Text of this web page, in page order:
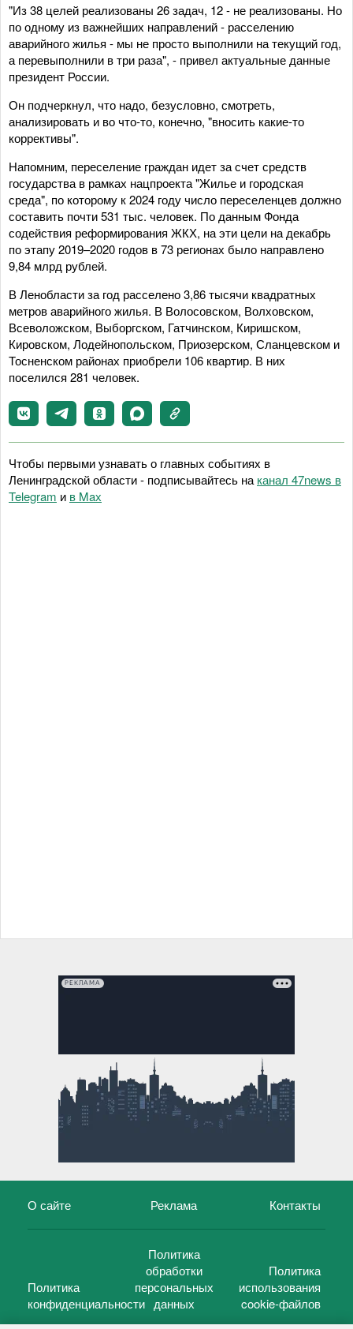
"Из 38 целей реализованы 26 задач, 12 - не реализованы. Но
по одному из важнейших направлений - расселению
аварийного жилья - мы не просто выполнили на текущий год,
а перевыполнили в три раза", - привел актуальные данные
президент России.
Он подчеркнул, что надо, безусловно, смотреть,
анализировать и во что-то, конечно, "вносить какие-то
коррективы".
Напомним, переселение граждан идет за счет средств
государства в рамках нацпроекта "Жилье и городская
среда", по которому к 2024 году число переселенцев должно
составить почти 531 тыс. человек. По данным Фонда
содействия реформирования ЖКХ, на эти цели на декабрь
по этапу 2019–2020 годов в 73 регионах было направлено
9,84 млрд рублей.
В Ленобласти за год расселено 3,86 тысячи квадратных
метров аварийного жилья. В Волосовском, Волховском,
Всеволожском, Выборгском, Гатчинском, Киришском,
Кировском, Лодейнопольском, Приозерском, Сланцевском и
Тосненском районах приобрели 106 квартир. В них
поселился 281 человек.
Чтобы первыми узнавать о главных событиях в
Ленинградской области - подписывайтесь на канал 47news в
Telegram и в Maх
РЕКЛАМА
О сайте Реклама Контакты
Политика
конфиденциальности
Политика
обработки
персональных
данных
Политика
использования
cookie-файлов